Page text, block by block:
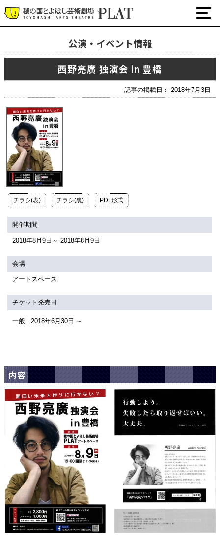
公式SNS
サービス
座席表
プラットニュース 出版物・映像
サイトマップ トップに戻る
公演・イベント情報
西野亮廣 独演会 in 豊橋
記事の掲載日： 2018年7月3日
チラシ(表) チラシ(裏) PDF形式
開催期間
2018年8月9日～ 2018年8月9日
会場
アートスペース
チケット発売日
一般 : 2018年6月30日 ～
内容
最新の公演・イベント情報
演劇・ダンス・音楽など
イベント
プラットについて
チケット・座席表・鑑賞サポートなど
施設の利用について
サポート
関連団体・施設